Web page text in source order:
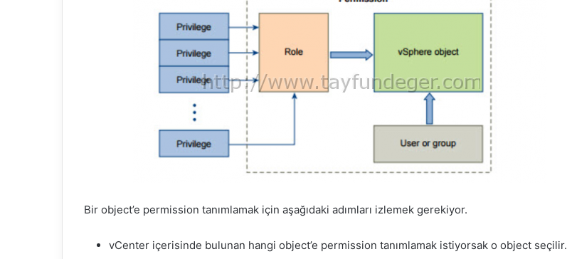
Bir object’e permission tanımlamak için aşağıdaki adımları izlemek gerekiyor.
vCenter içerisinde bulunan hangi object’e permission tanımlamak istiyorsak o object seçilir.